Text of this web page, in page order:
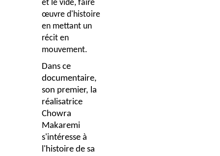
et le vide, faire
œuvre d'histoire
en mettant un
récit en
mouvement.
Dans ce
documentaire,
son premier, la
réalisatrice
Chowra
Makaremi
s'intéresse à
l'histoire de sa